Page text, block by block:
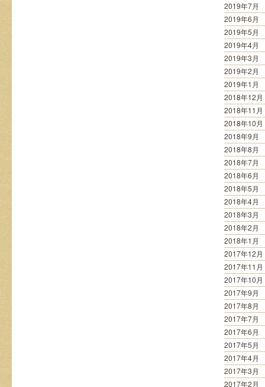
2019年7月
2019年6月
2019年5月
2019年4月
2019年3月
2019年2月
2019年1月
2018年12月
2018年11月
2018年10月
2018年9月
2018年8月
2018年7月
2018年6月
2018年5月
2018年4月
2018年3月
2018年2月
2018年1月
2017年12月
2017年11月
2017年10月
2017年9月
2017年8月
2017年7月
2017年6月
2017年5月
2017年4月
2017年3月
2017年2月